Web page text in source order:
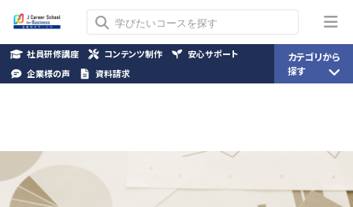
社員研修講座 コンテンツ制作
安心サポート
企業様の声
資料請求
カテゴリから
探す